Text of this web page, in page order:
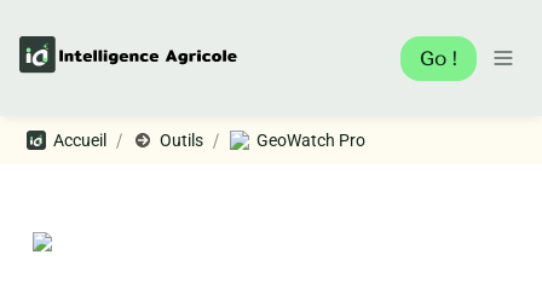
Go !
Accueil / Outils / GeoWatch Pro